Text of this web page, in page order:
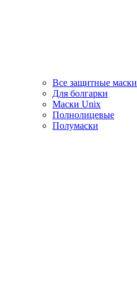
Все защитные маски
Для болгарки
Маски Unix
Полнолицевые
Полумаски